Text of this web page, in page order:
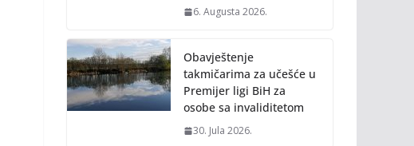
6. Augusta 2026.
Obavještenje
takmičarima za učešće u
Premijer ligi BiH za
osobe sa invaliditetom
30. Jula 2026.